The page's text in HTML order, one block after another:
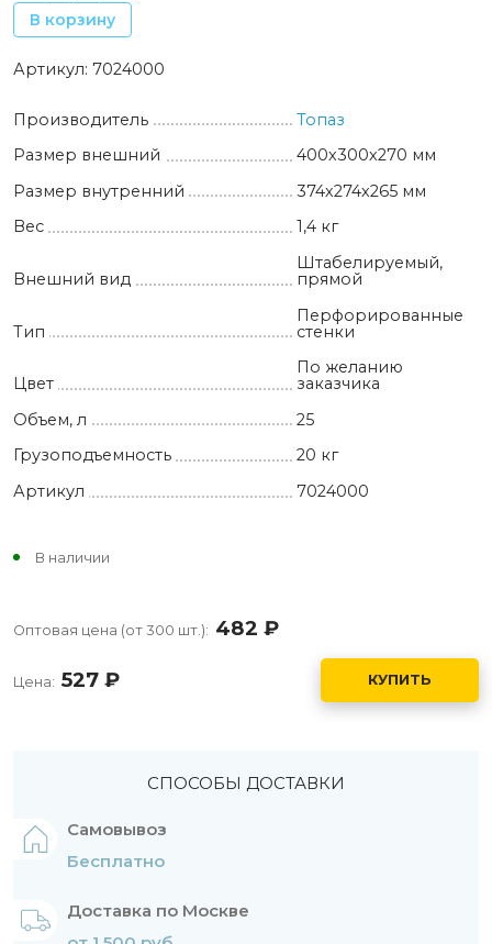
В корзину
Артикул: 7024000
Производитель
Топаз
Размер внешний
400х300х270 мм
Размер внутренний
374х274х265 мм
Вес
1,4 кг
Внешний вид
Штабелируемый,
прямой
Тип
Перфорированные
стенки
Цвет
По желанию
заказчика
Объем, л
25
Грузоподъемность
20 кг
Артикул
7024000
В наличии
Оптовая цена (от 300 шт.): 482
Цена: 527 КУПИТЬ
СПОСОБЫ ДОСТАВКИ
Самовывоз
Бесплатно
Доставка по Москве